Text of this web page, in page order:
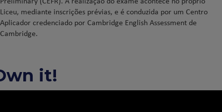
Liceu, mediante inscrições prévias, e é conduzida por um Centro
Aplicador credenciado por Cambridge English Assessment de
Cambridge.
it!